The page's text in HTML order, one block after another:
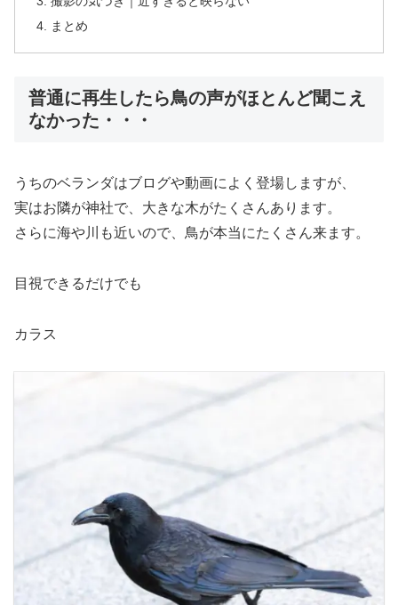
まとめ
普通に再生したら鳥の声がほとんど聞こえ
なかった・・・
うちのベランダはブログや動画によく登場しますが、
実はお隣が神社で、大きな木がたくさんあります。
さらに海や川も近いので、鳥が本当にたくさん来ます。
目視できるだけでも
カラス